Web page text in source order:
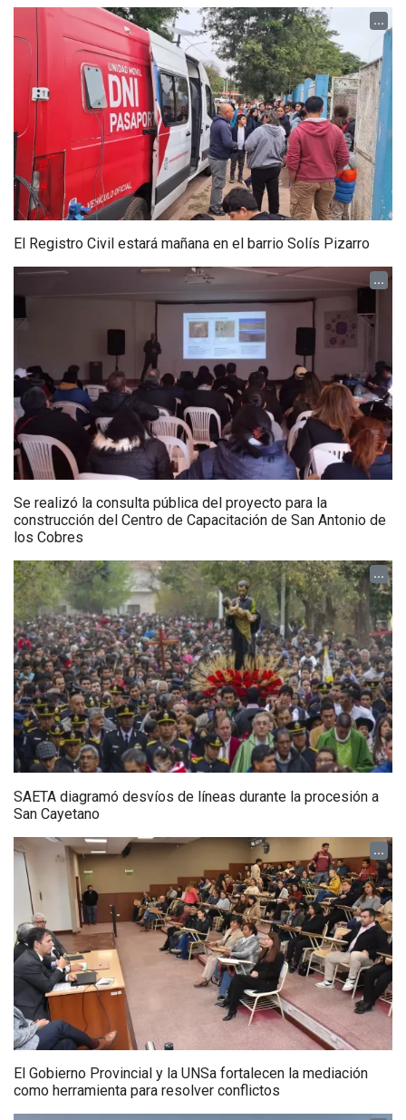
...
El Registro Civil estará mañana en el barrio Solís Pizarro
...
Se realizó la consulta pública del proyecto para la
construcción del Centro de Capacitación de San Antonio de
los Cobres
...
SAETA diagramó desvíos de líneas durante la procesión a
San Cayetano
...
El Gobierno Provincial y la UNSa fortalecen la mediación
como herramienta para resolver conflictos